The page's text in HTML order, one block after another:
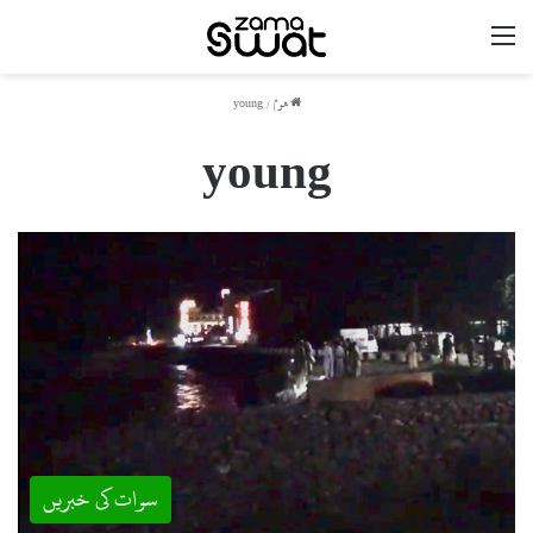
ھوم /
young
young
سوات کی خبریں